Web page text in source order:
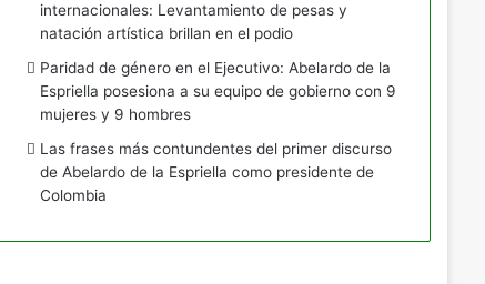
internacionales: Levantamiento de pesas y
natación artística brillan en el podio
Paridad de género en el Ejecutivo: Abelardo de la
Espriella posesiona a su equipo de gobierno con 9
mujeres y 9 hombres
Las frases más contundentes del primer discurso
de Abelardo de la Espriella como presidente de
Colombia